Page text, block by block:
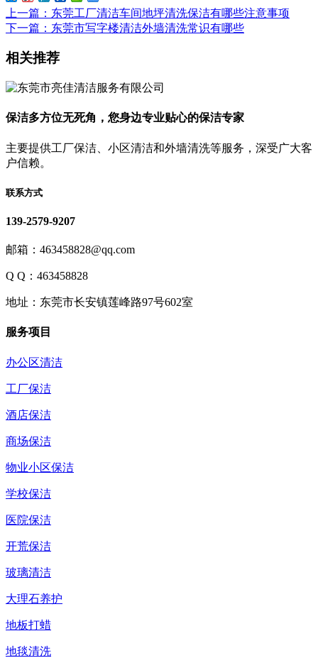
上一篇 ：东莞工厂清洁车间地坪清洗保洁有哪些注意事项
下一篇 ：东莞市写字楼清洁外墙清洗常识有哪些
相关推荐
保洁多方位无死角，您身边专业贴心的保洁专家
主要提供工厂保洁、小区清洁和外墙清洗等服务，深受广大客
户信赖。
联系方式
139-2579-9207
邮箱：463458828@qq.com
Q Q：463458828
地址：东莞市长安镇莲峰路97号602室
服务项目
办公区清洁
工厂保洁
酒店保洁
商场保洁
物业小区保洁
学校保洁
医院保洁
开荒保洁
玻璃清洁
大理石养护
地板打蜡
地毯清洗